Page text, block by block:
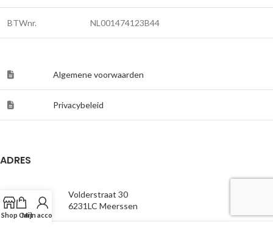
BTWnr. NL001474123B44
Algemene voorwaarden
Privacybeleid
ADRES
Volderstraat 30
6231LC Meerssen
Shop Cart
Mijn account